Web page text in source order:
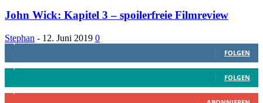
John Wick: Kapitel 3 – spoilerfreie Filmreview
Stephan - 12. Juni 2019 0
1,887 Follower
FOLGEN
FOLGEN